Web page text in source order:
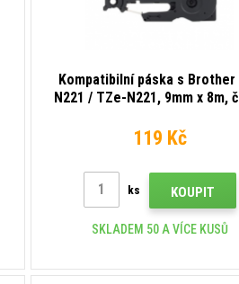
Kompatibilní páska s Brother
N221 / TZe-N221, 9mm x 8m,
119 Kč
ks KOUPIT
SKLADEM 50 A VÍCE KUSŮ